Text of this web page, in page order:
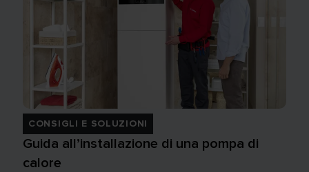
CONSIGLI E SOLUZIONI
Guida all’installazione di una pompa di
calore